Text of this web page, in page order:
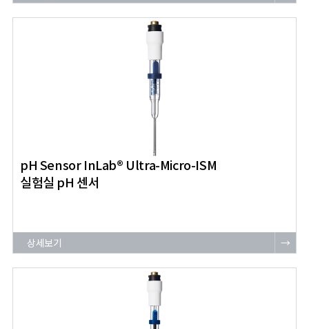
pH Sensor InLab® Ultra-Micro-ISM
실험실 pH 센서
상세보기 →